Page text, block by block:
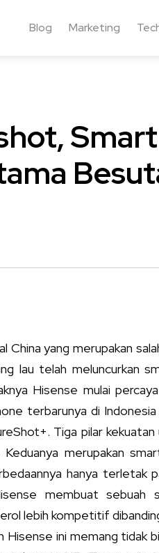
Blog Marketing
China yang merupakan
lau telah meluncurkan
Hisense mulai
terbarunya di
Tiga pilar
merupakan
hanya terletak
membuat sebuah
lebih kompetitif
ini memang tidak